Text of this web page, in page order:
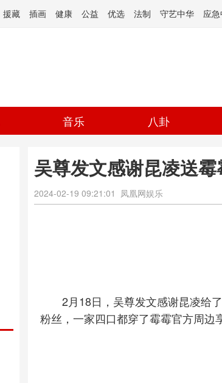
援藏 插画 健康 公益 优选 法制 守艺中华 应
音乐 八卦
吴尊发文感谢昆凌送
2024-02-19 09:21:01 凤凰网娱乐
2月18日，吴尊发文感谢昆凌给
粉丝，一家四口都穿了霉霉官方周边